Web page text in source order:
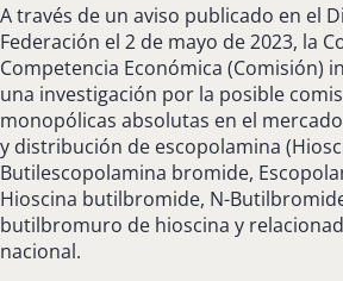
A través de un aviso publicado en el
Federación el 2 de mayo de 2023, la
Competencia Económica (Comisión)
una investigación por la posible
monopólicas absolutas en el
y distribución de escopolamina
Butilescopolamina bromide,
Hioscina butilbromide, N-
butilbromuro de hioscina y
nacional.